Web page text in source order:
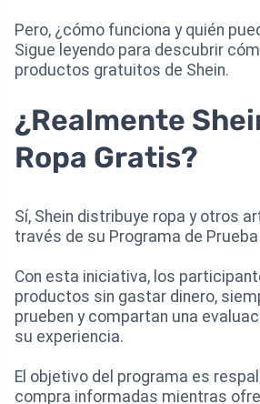
Pero, ¿cómo funciona y quién
Sigue leyendo para descubrir
productos gratuitos de Shein.
¿Realmente
Ropa Gratis?
Sí, Shein distribuye ropa y otros
través de su Programa de
Con esta iniciativa, los
productos sin gastar dinero,
prueben y compartan una
su experiencia.
El objetivo del programa es
compra informadas mientras